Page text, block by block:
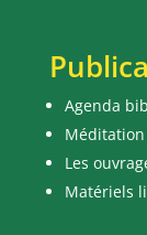
Agenda
Les
Matériels